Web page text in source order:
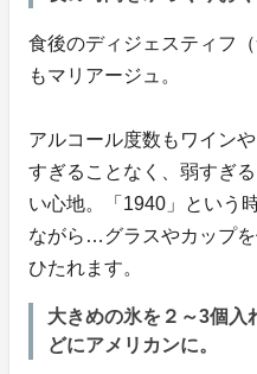
食後のディジェスティフ
もマリアージュ。
アルコール度数もワイン
すぎることなく、弱すぎ
い心地。「1940」という
ながら…グラスやカップ
ひたれます。
大きめの氷を２～3個
どにアメリカンに。